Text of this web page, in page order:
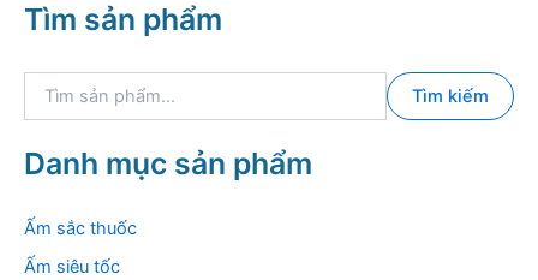
Tìm sản phẩm
k
i
m
Tìm kiếm
Danh mục sản phẩm
Ấm sắc thuốc
Ấm siêu tốc